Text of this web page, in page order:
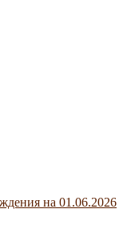
на 01.06.2026